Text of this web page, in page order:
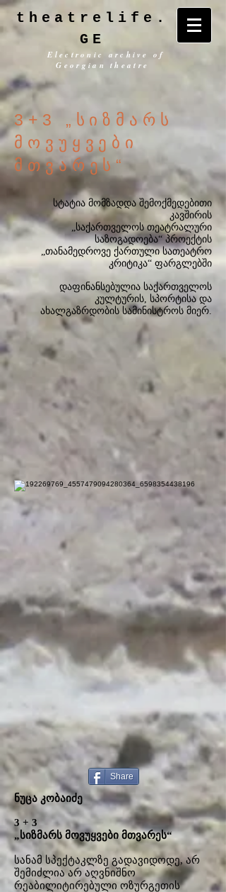
theatrelife.
GE
Electronic archive of
Georgian theatre
3+3 „სიზმარს
მოვუყვები
მთვარეს“
სტატია მომზადდა შემოქმედებითი
კავშირის
„საქართველოს თეატრალური
საზოგადოება“ პროექტის
„თანამედროვე ქართული სათეატრო
კრიტიკა“ ფარგლებში
დაფინანსებულია საქართველოს
კულტურის, სპორტისა და
ახალგაზრდობის სამინისტროს მიერ.
Share
ნუცა კობაიძე
3 + 3
„სიზმარს მოვუყვები მთვარეს“
სანამ სპექტაკლზე გადავიდოდე, არ
შემიძლია არ აღვნიშნო
რეაბილიტირებული ოზურგეთის